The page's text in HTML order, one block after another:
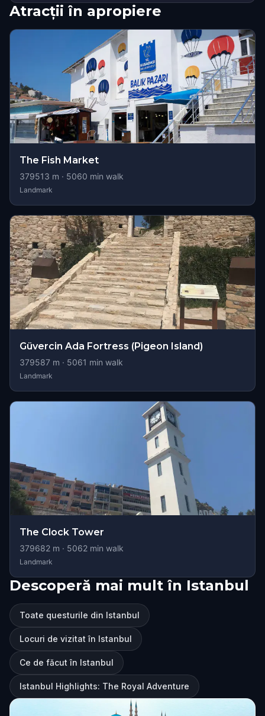
Atracții în apropiere
The Fish Market
379513 m · 5060 min walk
Landmark
Güvercin Ada Fortress (Pigeon Island)
379587 m · 5061 min walk
Landmark
The Clock Tower
379682 m · 5062 min walk
Landmark
Descoperă mai mult în Istanbul
Toate questurile din Istanbul
Locuri de vizitat în Istanbul
Ce de făcut în Istanbul
Istanbul Highlights: The Royal Adventure